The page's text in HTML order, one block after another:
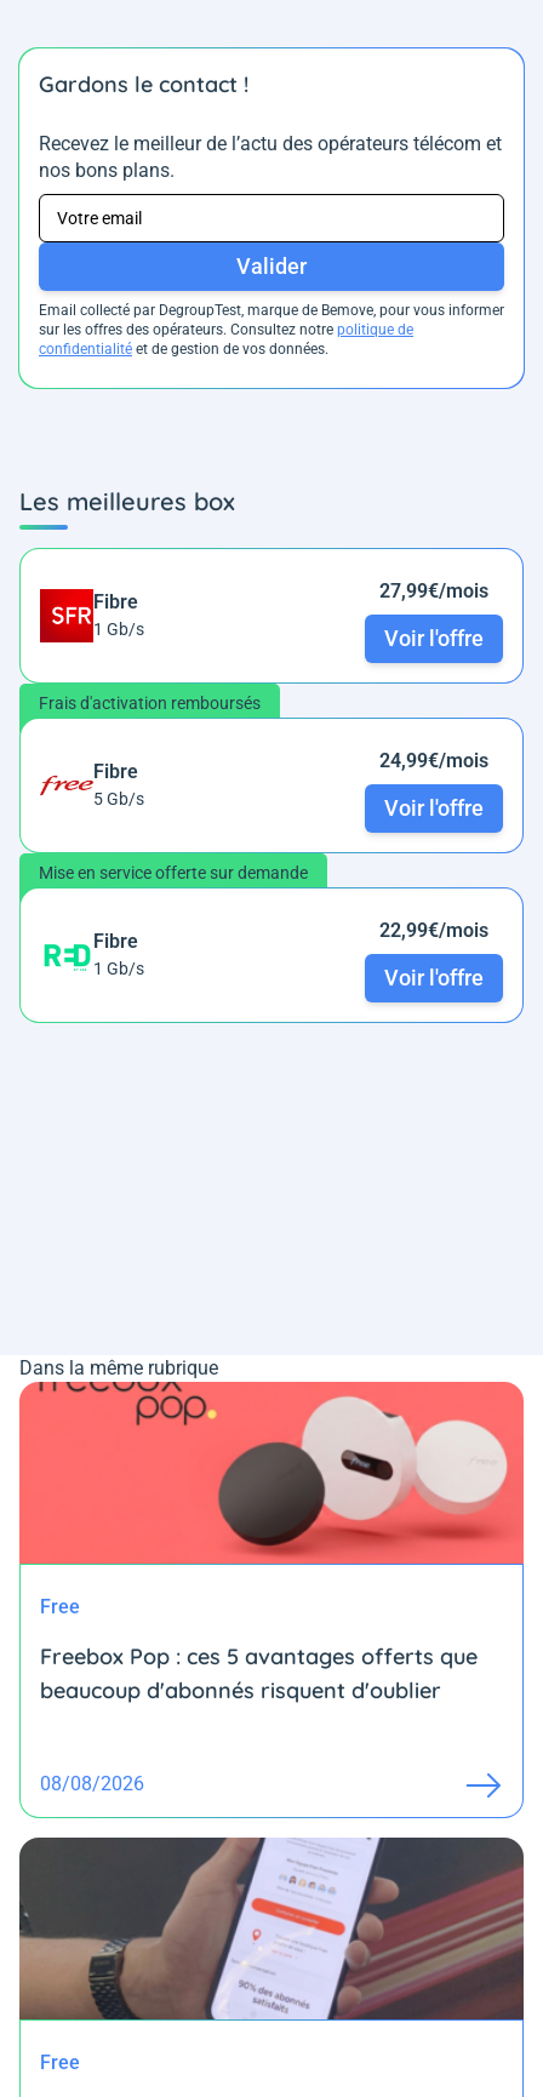
Gardons le contact !
Recevez le meilleur de l’actu des opérateurs télécom et
nos bons plans.
Valider
Email collecté par DegroupTest, marque de Bemove, pour vous informer
sur les offres des opérateurs. Consultez notre politique de
confidentialité et de gestion de vos données.
Les meilleures box
Fibre
1 Gb/s
27,99€/mois
Voir l'offre
Frais d'activation remboursés
Fibre
5 Gb/s
24,99€/mois
Voir l'offre
Mise en service offerte sur demande
Fibre
1 Gb/s
22,99€/mois
Voir l'offre
Dans la même rubrique
Free
Freebox Pop : ces 5 avantages offerts que
beaucoup d'abonnés risquent d'oublier
08/08/2026
Free